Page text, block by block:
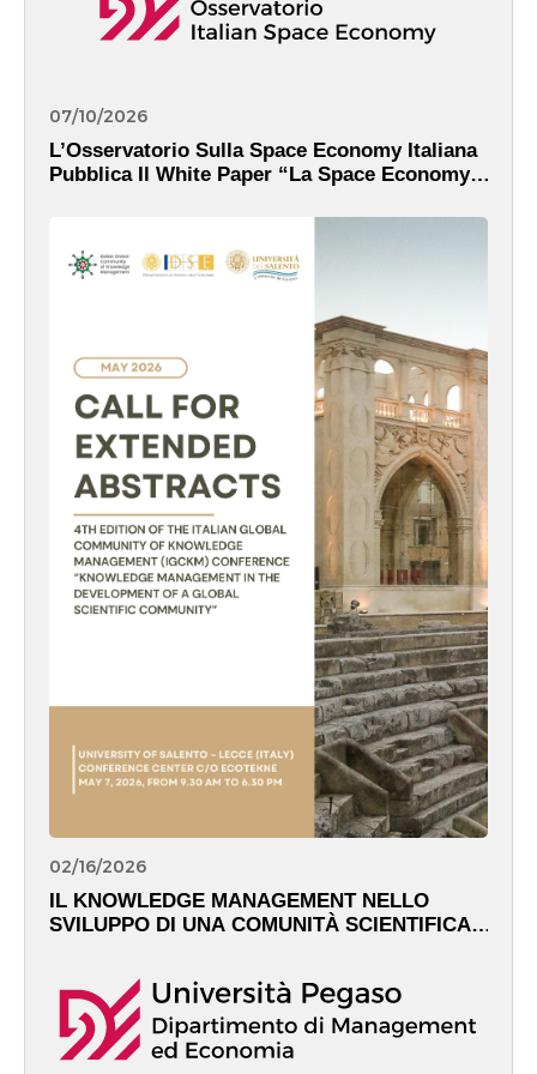
07/10/2026
L’Osservatorio Sulla Space Economy Italiana
Pubblica Il White Paper “La Space Economy
02/16/2026
IL KNOWLEDGE MANAGEMENT NELLO
SVILUPPO DI UNA COMUNITÀ SCIENTIFICA